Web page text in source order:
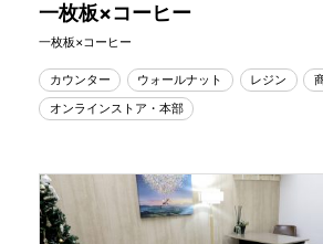
一枚板×コーヒー
一枚板×コーヒー
カウンター ウォールナット レジン
オンラインストア・本部